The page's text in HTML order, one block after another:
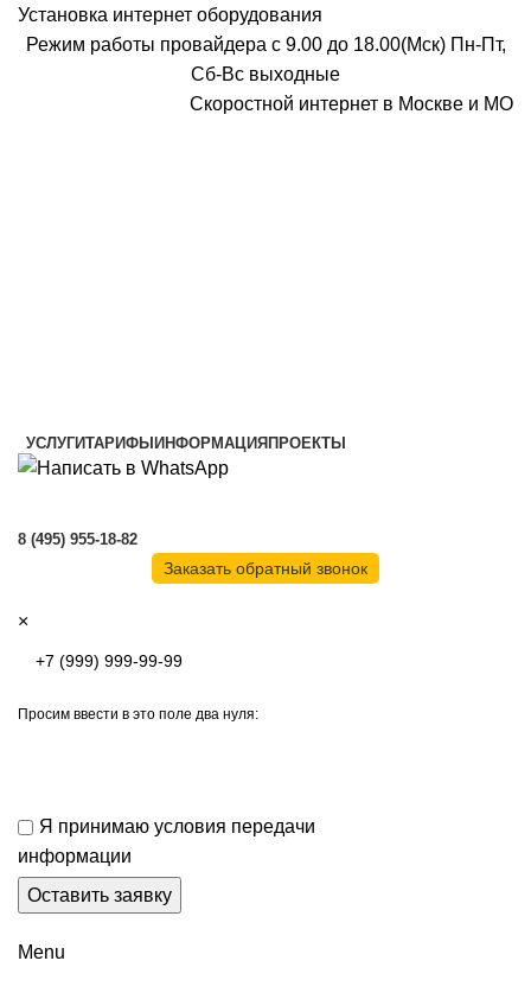
Установка интернет оборудования
Режим работы провайдера с 9.00 до 18.00(Мск) Пн-Пт,
Сб-Вс выходные
Скоростной интернет в Москве и МО
УСЛУГИТАРИФЫИНФОРМАЦИЯПРОЕКТЫ
8 (495) 955-18-82
Заказать обратный звонок
×
Просим ввести в это поле два нуля:
Я принимаю условия передачи
информации
Menu